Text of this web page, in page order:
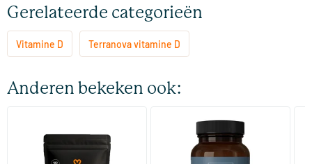
Gerelateerde categorieën
Vitamine D Terranova vitamine D
Anderen bekeken ook:
Super D3 Extra Sterk refill Vitamine D3 2000IU complex